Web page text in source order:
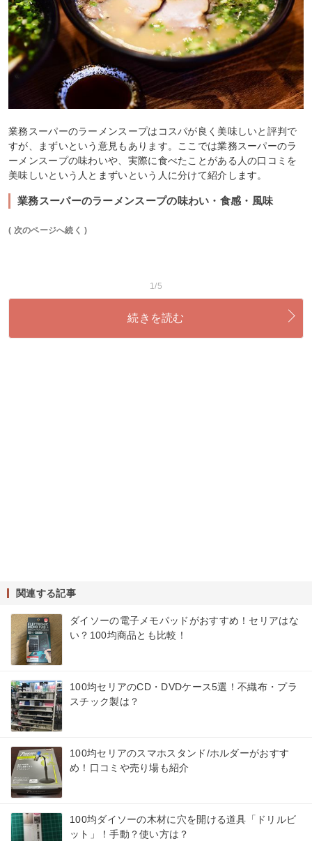
業務スーパーのラーメンスープはコスパが良く美味しいと評判で
すが、まずいという意見もあります。ここでは業務スーパーのラ
ーメンスープの味わいや、実際に食べたことがある人の口コミを
美味しいという人とまずいという人に分けて紹介します。
業務スーパーのラーメンスープの味わい・食感・風味
( 次のページへ続く )
1/5
続きを読む
関連する記事
ダイソーの電子メモパッドがおすすめ！セリアはな
い？100均商品とも比較！
100均セリアのCD・DVDケース5選！不織布・プラ
スチック製は？
100均セリアのスマホスタンド/ホルダーがおすす
め！口コミや売り場も紹介
100均ダイソーの木材に穴を開ける道具「ドリルビ
ット」！手動？使い方は？